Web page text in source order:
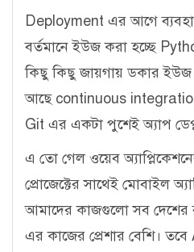
Deployment এর আগে
বর্তমানে ইউজ করা হচ্ছে
কিছু কিছু জায়গায় ডকার ইউজ
আছে continuous
Git এর একটা পুশেই অ্যাপ
এ তো গেল ওয়েব
প্রোজেক্টের সাথেই মোবাইল
আমাদের কাজগুলো সব দেশের
এর কাজের প্রেশার বেশি।